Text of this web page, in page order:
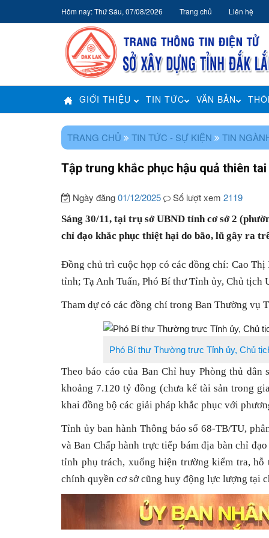
Hôm nay: Thứ Sáu, 07/08/2026 Trang chủ Liên hệ
GIỚI THIỆU TIN TỨC VĂN BẢN
TRANG CHỦ TIN TỨC - SỰ KIỆN TIN
Tập trung khắc phục hậu quả thiên
Ngày đăng01/12/2025 Số lượt xem 2119
Sáng 30/11, tại trụ sở UBND tỉnh cơ sở 2
chỉ đạo khắc phục thiệt hại do bão, lũ gây ra
Đồng chủ trì cuộc họp có các đồng chí: Cao
tỉnh; Tạ Anh Tuấn, Phó Bí thư Tỉnh ủy, Chủ tịch
Tham dự có các đồng chí trong Ban Thường vụ
Phó Bí thư Thường trực Tỉnh ủy, Chủ
Theo báo cáo của Ban Chỉ huy Phòng thủ
khoảng 7.120 tỷ đồng (chưa kể tài sản trong
khai đồng bộ các giải pháp khắc phục với
Tỉnh ủy ban hành Thông báo số 68-TB/TU,
và Ban Chấp hành trực tiếp bám địa bàn chỉ
tỉnh phụ trách, xuống hiện trường kiểm tra,
chính quyền cơ sở cũng huy động lực lượng tại